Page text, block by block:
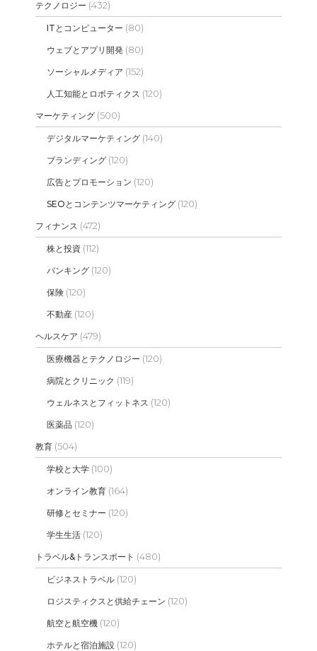
テクノロジー (432)
ITとコンピューター (80)
ウェブとアプリ開発 (80)
ソーシャルメディア (152)
人工知能とロボティクス (120)
マーケティング (500)
デジタルマーケティング (140)
ブランディング (120)
広告とプロモーション (120)
SEOとコンテンツマーケティング (120)
フィナンス (472)
株と投資 (112)
バンキング (120)
保険 (120)
不動産 (120)
ヘルスケア (479)
医療機器とテクノロジー (120)
病院とクリニック (119)
ウェルネスとフィットネス (120)
医薬品 (120)
教育 (504)
学校と大学 (100)
オンライン教育 (164)
研修とセミナー (120)
学生生活 (120)
トラベル&トランスポート (480)
ビジネストラベル (120)
ロジスティクスと供給チェーン (120)
航空と航空機 (120)
ホテルと宿泊施設 (120)